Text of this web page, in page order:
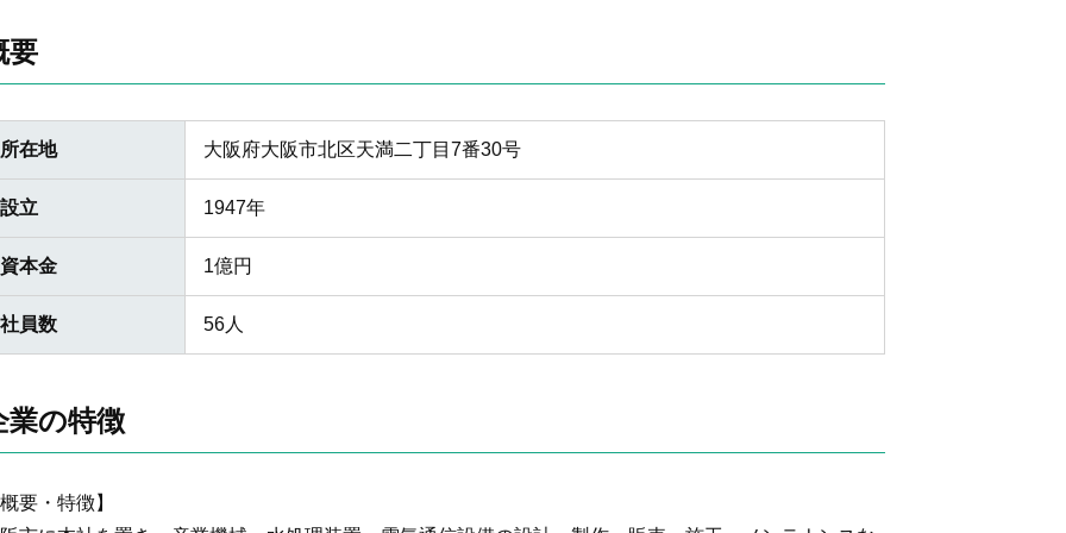
要
所在地 大阪府大阪市北区天満二丁目7番30号
設立 1947年
資本金 1億円
社員数 56人
業の特徴
要・特徴】